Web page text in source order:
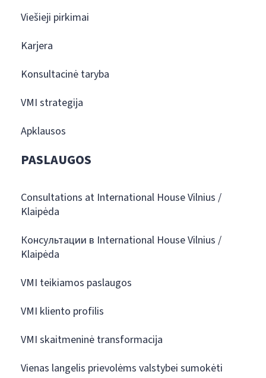
Viešieji pirkimai
Karjera
Konsultacinė taryba
VMI strategija
Apklausos
PASLAUGOS
Consultations at International House Vilnius /
Klaipėda
Консультации в International House Vilnius /
Klaipėda
VMI teikiamos paslaugos
VMI kliento profilis
VMI skaitmeninė transformacija
Vienas langelis prievolėms valstybei sumokėti